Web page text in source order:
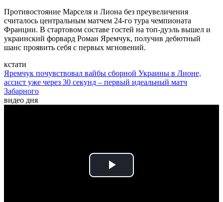
Противостояние Марселя и Лиона без преувеличения
считалось центральным матчем 24-го тура чемпионата
Франции. В стартовом составе гостей на топ-дуэль вышел и
украинский форвард Роман Яремчук, получив дебютный
шанс проявить себя с первых мгновений.
кстати
Яремчук почувствовал вайбы сборной Украины в Лионе,
ассист уже через 30 секунд – первый идеальный матч
Забарного
видео дня
Play